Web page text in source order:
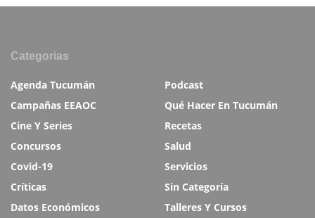
Categorias
Agenda Tucumán
Campañas EEAOC
Cine Y Series
Concursos
Covid-19
Críticas
Datos Económicos
Podcast
Qué Hacer En Tucumán
Recetas
Salud
Servicios
Sin Categoría
Talleres Y Cursos